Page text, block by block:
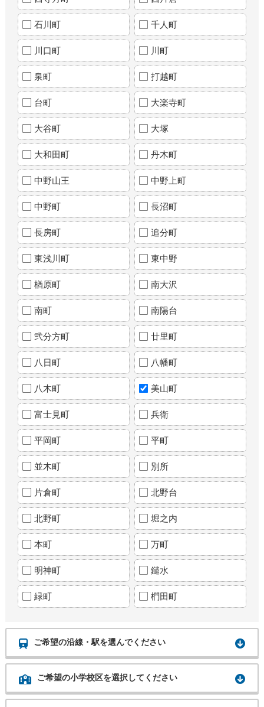
石川町 千人町
川口町 川町
泉町 打越町
台町 大楽寺町
大谷町 大塚
大和田町 丹木町
中野山王 中野上町
中野町 長沼町
長房町 追分町
東浅川町 東中野
楢原町 南大沢
南町 南陽台
弐分方町 廿里町
八日町 八幡町
八木町 美山町
富士見町 兵衛
平岡町 平町
並木町 別所
片倉町 北野台
北野町 堀之内
本町 万町
明神町 鑓水
緑町 椚田町
ご希望の沿線・駅を選んでください
ご希望の小学校区を選択してください